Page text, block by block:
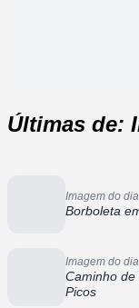
Últimas de:
Imagem do dia
Borboleta
Imagem do dia
Caminho de
Picos